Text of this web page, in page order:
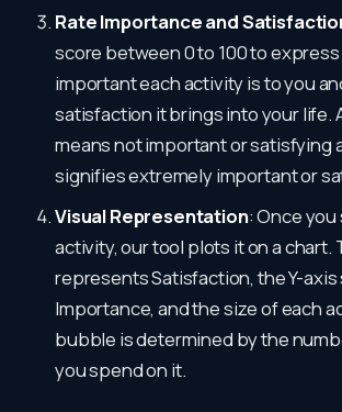
Rate Importance and
score between 0 to 100 to
important each activity is to you
satisfaction it brings into your life.
means not important or satisfying
signifies extremely important or
Visual Representation: Once
activity, our tool plots it on a chart.
represents Satisfaction, the Y-
Importance, and the size of each
bubble is determined by the
you spend on it.